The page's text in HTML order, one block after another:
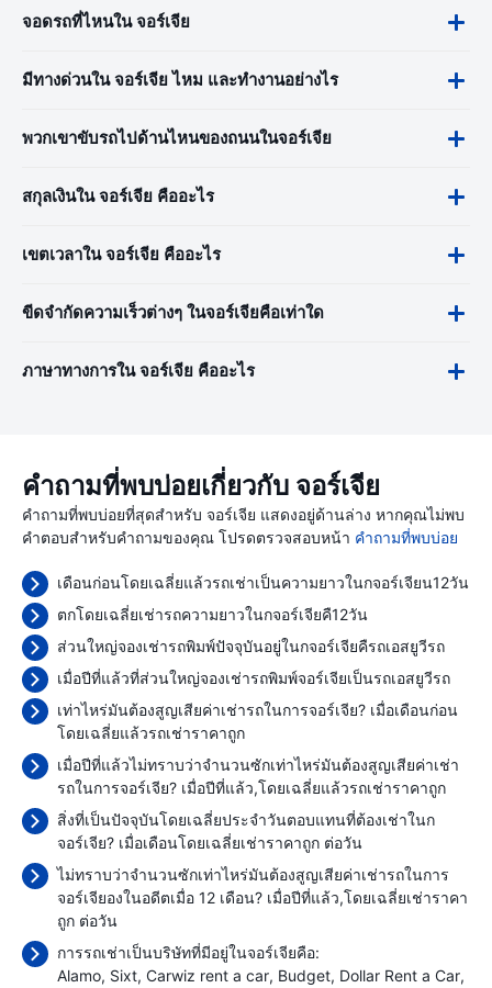
จอดรถที่ไหนใน จอร์เจีย
มีทางด่วนใน จอร์เจีย ไหม และทำงานอย่างไร
พวกเขาขับรถไปด้านไหนของถนนในจอร์เจีย
สกุลเงินใน จอร์เจีย คืออะไร
เขตเวลาใน จอร์เจีย คืออะไร
ขีดจำกัดความเร็วต่างๆ ในจอร์เจียคือเท่าใด
ภาษาทางการใน จอร์เจีย คืออะไร
คำถามที่พบบ่อยเกี่ยวกับ จอร์เจีย
คำถามที่พบบ่อยที่สุดสำหรับ จอร์เจีย แสดงอยู่ด้านล่าง หากคุณไม่พบ
คำตอบสำหรับคำถามของคุณ โปรดตรวจสอบหน้า คำถามที่พบบ่อย
เดือนก่อนโดยเฉลี่ยแล้วรถเช่าเป็นความยาวในกจอร์เจียน12วัน
ตกโดยเฉลี่ยเช่ารถความยาวในกจอร์เจียคื12วัน
ส่วนใหญ่จองเช่ารถพิมพ์ปัจจุบันอยู่ในกจอร์เจียคืรถเอสยูวีรถ
เมื่อปีที่แล้วที่ส่วนใหญ่จองเช่ารถพิมพ์จอร์เจียเป็นรถเอสยูวีรถ
เท่าไหร่มันต้องสูญเสียค่าเช่ารถในการจอร์เจีย? เมื่อเดือนก่อน
โดยเฉลี่ยแล้วรถเช่าราคาถูก
เมื่อปีที่แล้วไม่ทราบว่าจำนวนซักเท่าไหร่มันต้องสูญเสียค่าเช่า
รถในการจอร์เจีย? เมื่อปีที่แล้ว,โดยเฉลี่ยแล้วรถเช่าราคาถูก
สิ่งที่เป็นปัจจุบันโดยเฉลี่ยประจำวันตอบแทนที่ต้องเช่าในก
จอร์เจีย? เมื่อเดือนโดยเฉลี่ยเช่าราคาถูก ต่อวัน
ไม่ทราบว่าจำนวนซักเท่าไหร่มันต้องสูญเสียค่าเช่ารถในการ
จอร์เจียองในอดีตเมื่อ 12 เดือน? เมื่อปีที่แล้ว,โดยเฉลี่ยเช่าราคา
ถูก ต่อวัน
การรถเช่าเป็นบริษัทที่มีอยู่ในจอร์เจียคือ:
Alamo Sixt Carwiz rent a car Budget Dollar Rent a Car